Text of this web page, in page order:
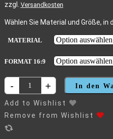
zzgl. Versandkosten
Wählen Sie Material und Größe,
MATERIAL
FORMAT 16:9
-
LANGKOFEN
UND
PLATKOFEL
AUF
+ In den
Add to Wishlist
Remove from Wishlist